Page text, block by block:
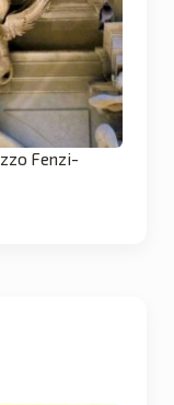
Fenzi-